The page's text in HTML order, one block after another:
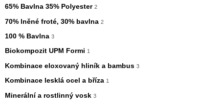
65% Bavlna 35% Polyester 2
70% lněné froté, 30% bavlna 2
100 % Bavlna 3
Biokompozit UPM Formi 1
Kombinace eloxovaný hliník a bambus 3
Kombinace lesklá ocel a bříza 1
Minerální a rostlinný vosk 3